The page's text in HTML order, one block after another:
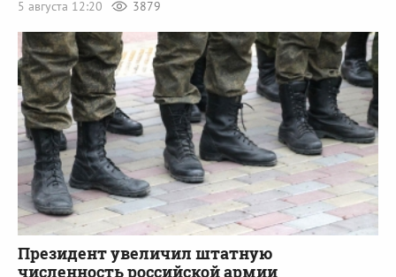
5 августа 12:20 3879
Президент увеличил штатную
численность российской армии